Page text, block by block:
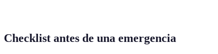
Checklist antes de una emergencia